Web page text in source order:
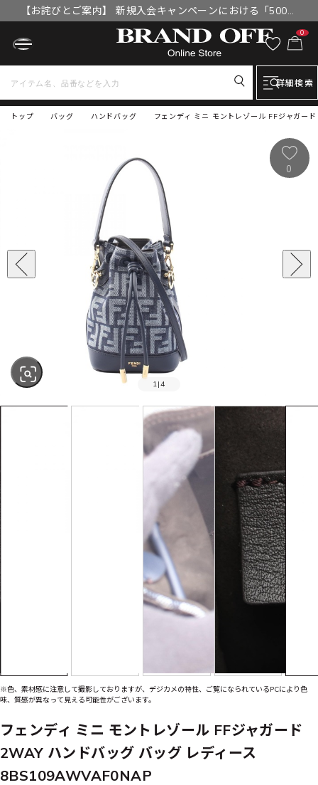
【お詫びとご案内】 新規入会キャンペーンにおける「500円
OFFクーポン」付与漏れと補填について
0
詳細検索
トップ フェンディ ミニ モントレゾール FFジャガー
バッグ ハンドバッグ
1 |4
0
※色、素材感に注意して撮影しておりますが、デジカメの特性、ご覧になられているPCにより色
味、質感が異なって見える可能性がございます。
フェンディ ミニ モントレゾール FFジャガード
2WAY ハンドバッグ バッグ レディース
8BS109AWVAF0NAP